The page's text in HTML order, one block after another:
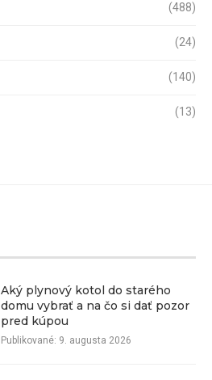
(488)
(24)
(140)
(13)
Aký plynový kotol do starého
domu vybrať a na čo si dať pozor
pred kúpou
Publikované: 9. augusta 2026